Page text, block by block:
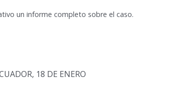
un informe completo sobre el caso.